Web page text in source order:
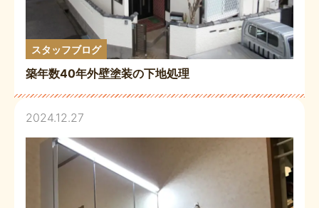
スタッフブログ
築年数40年外壁塗装の下地処理
2024.12.27